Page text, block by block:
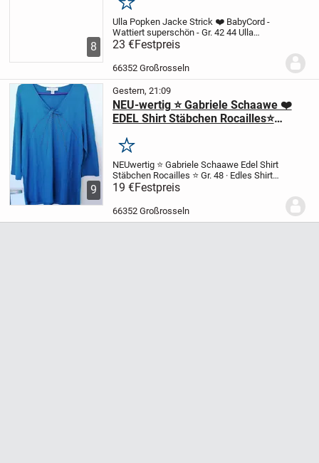
8
Merken
Ulla Popken Jacke Strick ❤️ BabyCord -
Wattiertsuperschön - Gr. 42 44 Ulla
Popken - sehr schöne BabyCord / Strick-
sehr, sehr dunkles Blau / Grösse
42 - 44 Ulla Popken Strick-Jacke
23 €Festpreis
66352 Großrosseln
9
Gestern, 21:09
NEU-wertig ⭐ Gabriele Schaawe ❤️
EDEL Shirt Stäbchen Rocailles⭐
Merken
NEUwertig ⭐ Gabriele SchaaweEdel Shirt
Stäbchen Rocailles ⭐ Gr. 48 · Edles Shirt
mit V-Ausschnitt· Stäbchen-Rocailles an
Hals- und Brustbereich
Strahlen-Optik· 3/4 Armlänge
19 €Festpreis
66352 Großrosseln